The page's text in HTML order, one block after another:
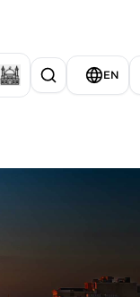
EN